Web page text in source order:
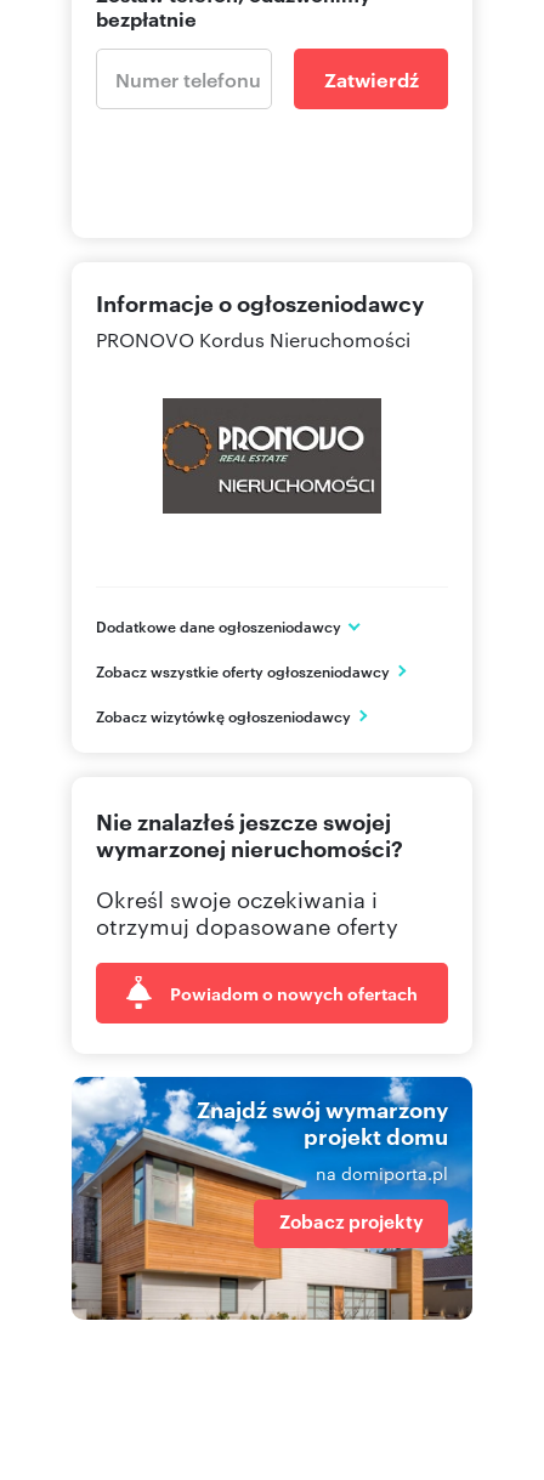
bezpłatnie
Zatwierdź
Informacje o ogłoszeniodawcy
PRONOVO Kordus Nieruchomości
Dodatkowe dane ogłoszeniodawcy
Szczecin
PL
Zobacz wszystkie oferty ogłoszeniodawcy
Zobacz wizytówkę ogłoszeniodawcy
Nie znalazłeś jeszcze swojej
wymarzonej nieruchomości?
Określ swoje oczekiwania i
otrzymuj dopasowane oferty
Powiadom o nowych ofertach
Znajdź swój wymarzony
projekt domu
na domiporta.pl
Zobacz projekty